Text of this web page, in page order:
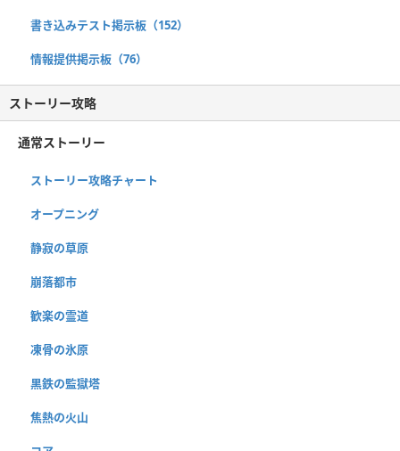
書き込みテスト掲示板（152）
情報提供掲示板（76）
ストーリー攻略
通常ストーリー
ストーリー攻略チャート
オープニング
静寂の草原
崩落都市
歓楽の霊道
凍骨の氷原
黒鉄の監獄塔
焦熱の火山